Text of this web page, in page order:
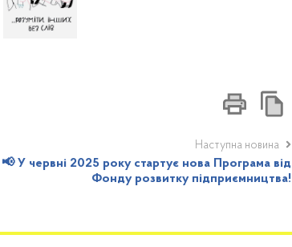
Наступна новина
📢 У червні 2025 року стартує нова Програма від
Фонду розвитку підприємництва!